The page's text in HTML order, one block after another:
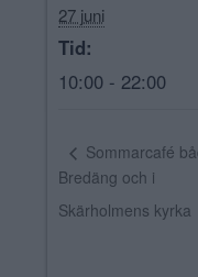
27 juni
Tid:
10:00 - 22:00
Sommarcafé
Bredäng och i
Skärholmens kyrka